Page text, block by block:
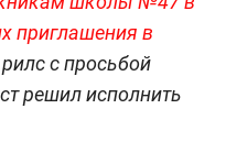
приглашения в
с просьбой
решил исполнить